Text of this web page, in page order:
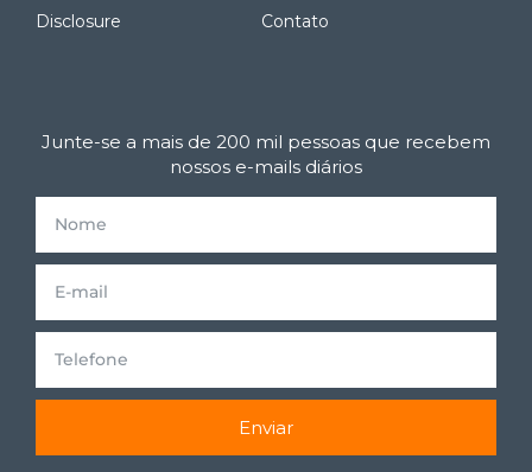
Disclosure Contato
Junte-se a mais de 200 mil pessoas que recebem
nossos e-mails diários
Enviar